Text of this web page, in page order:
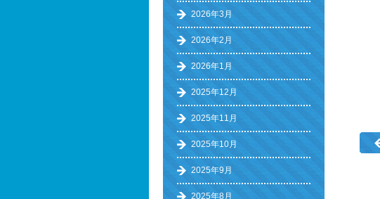
2026年3月
2026年2月
2026年1月
2025年12月
2025年11月
2025年10月
2025年9月
2025年8月